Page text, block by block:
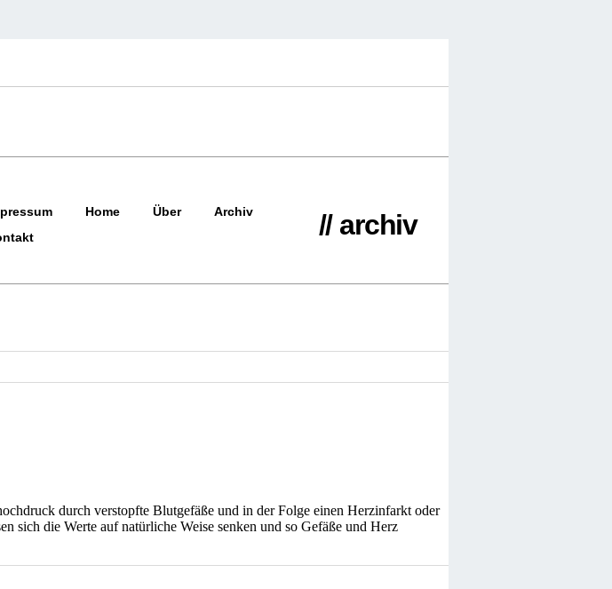
Home Über
Archiv
// archiv
durch verstopfte Blutgefäße und in der Folge einen Herzinfarkt oder
sich die Werte auf natürliche Weise senken und so Gefäße und Herz